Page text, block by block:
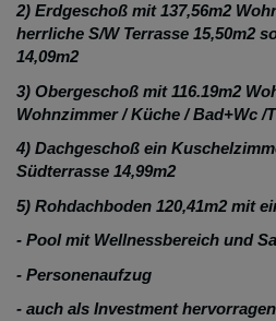
2) Erdgeschoß mit 137,56m2
herrliche S/W Terrasse 15,50m2
14,09m2
3) Obergeschoß mit 116.19m2
Wohnzimmer / Küche / Bad+Wc /
4) Dachgeschoß ein
Südterrasse 14,99m2
5) Rohdachboden 120,41m2 mit
- Pool mit Wellnessbereich und
- Personenaufzug
- auch als Investment